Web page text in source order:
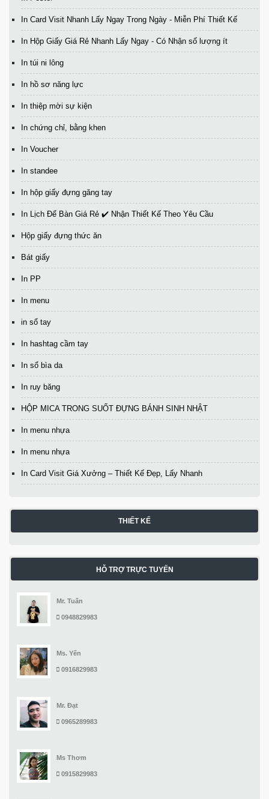
In Card Visit Nhanh Lấy Ngay Trong Ngày - Miễn Phí Thiết Kế
In Hộp Giấy Giá Rẻ Nhanh Lấy Ngay - Có Nhận số lượng ít
In túi ni lông
In hồ sơ năng lực
In thiệp mời sự kiện
In chứng chỉ, bằng khen
In Voucher
In standee
In hộp giấy đựng găng tay
In Lịch Để Bàn Giá Rẻ ✔️ Nhận Thiết Kế Theo Yêu Cầu
Hộp giấy đựng thức ăn
Bát giấy
In PP
In menu
in sổ tay
In hashtag cầm tay
In sổ bìa da
In ruy băng
HỘP MICA TRONG SUỐT ĐỰNG BÁNH SINH NHẬT
In menu nhựa
In menu nhựa
In Card Visit Giá Xưởng – Thiết Kế Đẹp, Lấy Nhanh
THIẾT KẾ
HỖ TRỢ TRỰC TUYẾN
Mr. Tuấn
0948829983
Ms. Yến
0916829983
Mr. Đạt
0965289983
Ms Thơm
0915829983